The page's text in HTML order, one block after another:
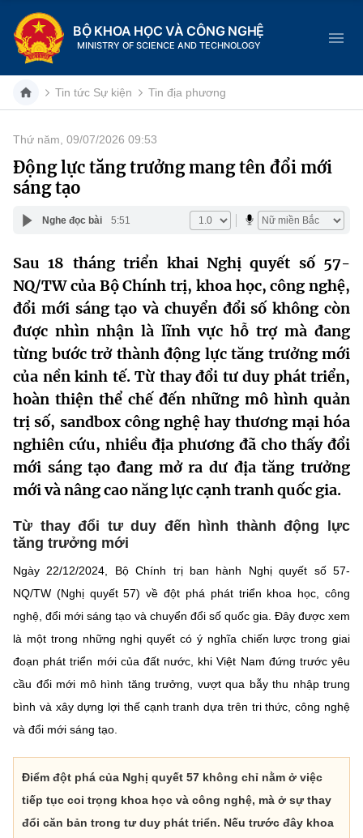
BỘ KHOA HỌC VÀ CÔNG NGHỆ
MINISTRY OF SCIENCE AND TECHNOLOGY
Danh mục
Trang chủ
Giới thiệu
Chức năng nhiệm vụ
Cơ cấu tổ chức
Lịch sử phát triển
Sở Khoa học và Công nghệ
Tin tức sự kiện
Khoa học và Công nghệ
Đổi mới sáng tạo
Bưu chính, Viễn thông
Sở hữu trí tuệ
Năng lượng nguyên tử
Tin địa phương
Dịch vụ công
Hệ thống văn bản
Văn bản QPPL
Văn bản chỉ đạo điều hành
Lấy ý kiến người dân về dự thảo VBQPPL
MST IOFFICE
THỐNG KÊ
Khoa học và Công nghệ
Đổi mới sáng tạo
Chuyển đổi số
Bưu chính, Viễn thông
Sở hữu trí tuệ
Tiêu chuẩn, đo lường, chất lượng
Năng lượng nguyên tử
Multimedia
THƯ ĐIỆN TỬ
Khác
Infographic
Voice
Chọn ngôn ngữ
Tin tức Sự kiện Tin địa phương
Thứ năm, 09/07/2026 09:53
Động lực tăng trưởng mang tên đổi mới
sáng tạo
Nghe đọc bài 5:51
Sau 18 tháng triển khai Nghị quyết số 57-
NQ/TW của Bộ Chính trị, khoa học, công nghệ,
đổi mới sáng tạo và chuyển đổi số không còn
được nhìn nhận là lĩnh vực hỗ trợ mà đang
từng bước trở thành động lực tăng trưởng mới
của nền kinh tế. Từ thay đổi tư duy phát triển,
hoàn thiện thể chế đến những mô hình quản
trị số, sandbox công nghệ hay thương mại hóa
nghiên cứu, nhiều địa phương đã cho thấy đổi
mới sáng tạo đang mở ra dư địa tăng trưởng
mới và nâng cao năng lực cạnh tranh quốc gia.
Từ thay đổi tư duy đến hình thành động lực
tăng trưởng mới
Ngày 22/12/2024, Bộ Chính trị ban hành Nghị quyết số 57-
NQ/TW (Nghị quyết 57) về đột phá phát triển khoa học, công
nghệ, đổi mới sáng tạo và chuyển đổi số quốc gia. Đây được xem
là một trong những nghị quyết có ý nghĩa chiến lược trong giai
đoạn phát triển mới của đất nước, khi Việt Nam đứng trước yêu
cầu đổi mới mô hình tăng trưởng, vượt qua bẫy thu nhập trung
bình và xây dựng lợi thế cạnh tranh dựa trên tri thức, công nghệ
và đổi mới sáng tạo.
Điểm đột phá của Nghị quyết 57 không chỉ nằm ở việc
tiếp tục coi trọng khoa học và công nghệ, mà ở sự thay
đổi căn bản trong tư duy phát triển. Nếu trước đây khoa